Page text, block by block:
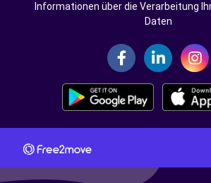
Informationen über die Verarbeitung
Daten